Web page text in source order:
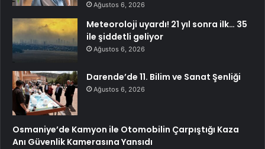
Ağustos 6, 2026
Meteoroloji uyardı! 21 yıl sonra ilk… 35
ile şiddetli geliyor
Ağustos 6, 2026
Darende’de 11. Bilim ve Sanat Şenliği
Ağustos 6, 2026
Osmaniye’de Kamyon ile Otomobilin Çarpıştığı Kaza
Anı Güvenlik Kamerasına Yansıdı